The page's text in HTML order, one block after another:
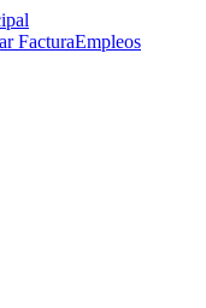
FacturaEmpleos